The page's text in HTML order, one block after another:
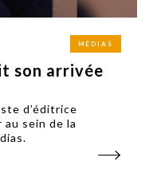
MÉDIAS
son arrivée
d’éditrice
au sein de la